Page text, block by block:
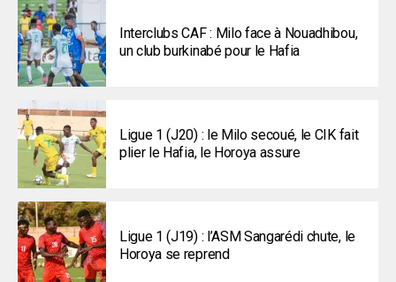
Interclubs CAF : Milo face à Nouadhibou,
un club burkinabé pour le Hafia
Ligue 1 (J20) : le Milo secoué, le CIK fait
plier le Hafia, le Horoya assure
Ligue 1 (J19) : l’ASM Sangarédi chute, le
Horoya se reprend